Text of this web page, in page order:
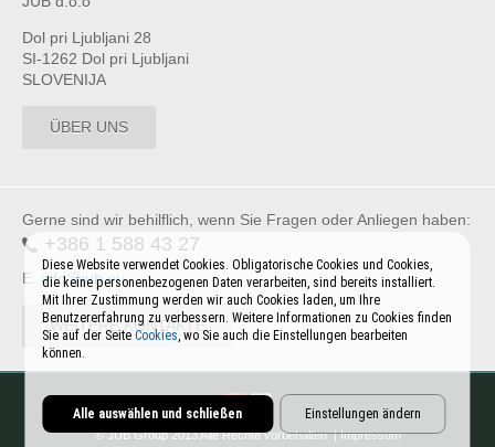
Dol pri Ljubljani 28
SI-1262 Dol pri Ljubljani
SLOVENIJA
ÜBER UNS
Gerne sind wir behilflich, wenn Sie Fragen oder Anliegen haben:
+386 1 588 43 27
E: info@jub.eu
WEITERE KONTAKTE
© JUB Group 2013 Alle Rechte vorbehalten |Impressum
Diese Website verwendet Cookies. Obligatorische Cookies und Cookies,
die keine personenbezogenen Daten verarbeiten, sind bereits installiert.
Mit Ihrer Zustimmung werden wir auch Cookies laden, um Ihre
Benutzererfahrung zu verbessern. Weitere Informationen zu Cookies finden
Sie auf der SeiteCookies, wo Sie auch die Einstellungen bearbeiten
können.
Einstellungen ändern
Alle auswählen und schließen